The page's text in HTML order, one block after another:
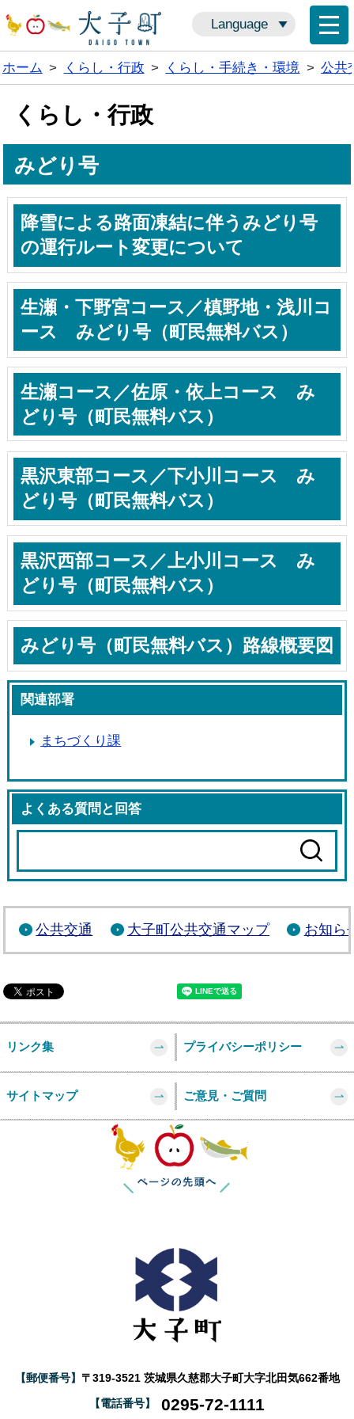
Language
ホーム > くらし・行政 > くらし・手続き・環境 > 公共
くらし・行政
みどり号
降雪による路面凍結に伴うみどり号
の運行ルート変更について
生瀬・下野宮コース／槙野地・浅川コ
ース みどり号（町民無料バス）
生瀬コース／佐原・依上コース み
どり号（町民無料バス）
黒沢東部コース／下小川コース み
どり号（町民無料バス）
黒沢西部コース／上小川コース み
どり号（町民無料バス）
みどり号（町民無料バス）路線概要図
関連部署
まちづくり課
よくある質問と回答
公共交通 大子町公共交通マップ お知ら
リンク集 プライバシーポリシー
サイトマップ ご意見・ご質問
【郵便番号】 〒319-3521 茨城県久慈郡大子町大字北田気662番地
【電話番号】 0295-72-1111